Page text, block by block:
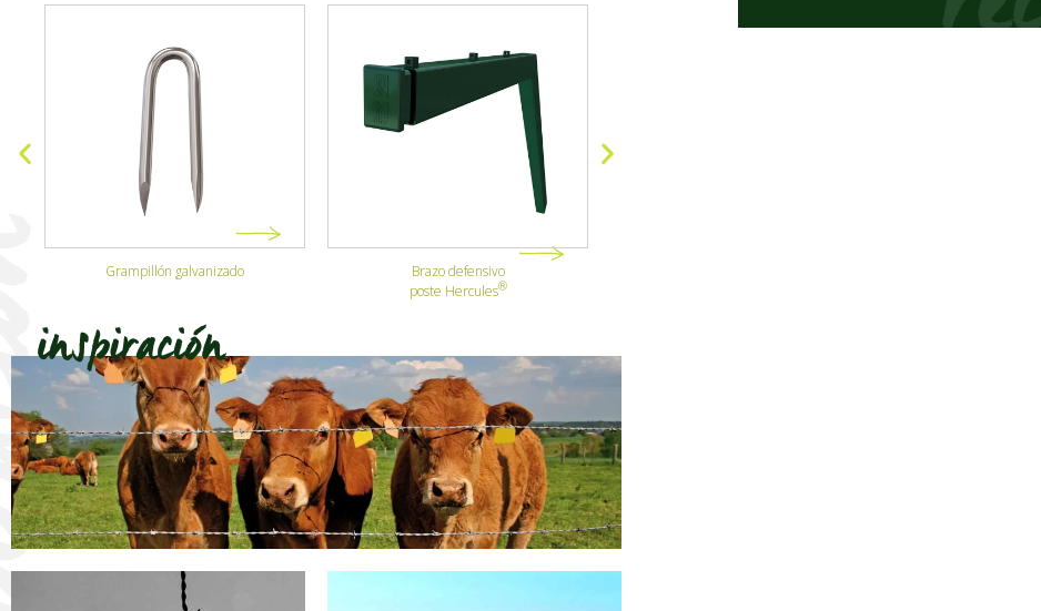
Brazo defensivo
Brazo defensivo
poste Easyclip